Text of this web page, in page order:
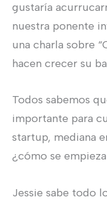
i
c
c
i
ó
gustaría
nuestra ponente
una charla sobre
hacen crecer su
Todos sabemos
importante para
startup, mediana
¿cómo se
Jessie sabe todo